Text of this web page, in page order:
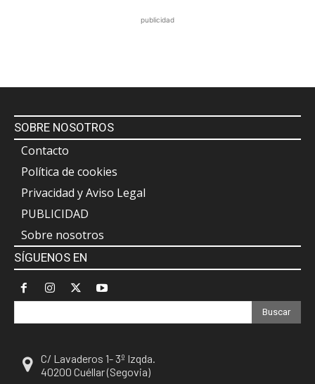
publicidad
SOBRE NOSOTROS
Contacto
Política de cookies
Privacidad y Aviso Legal
PUBLICIDAD
Sobre nosotros
SÍGUENOS EN
Buscar
C/ Lavaderos 1- 3º Izqda.
40200 Cuéllar (Segovia)